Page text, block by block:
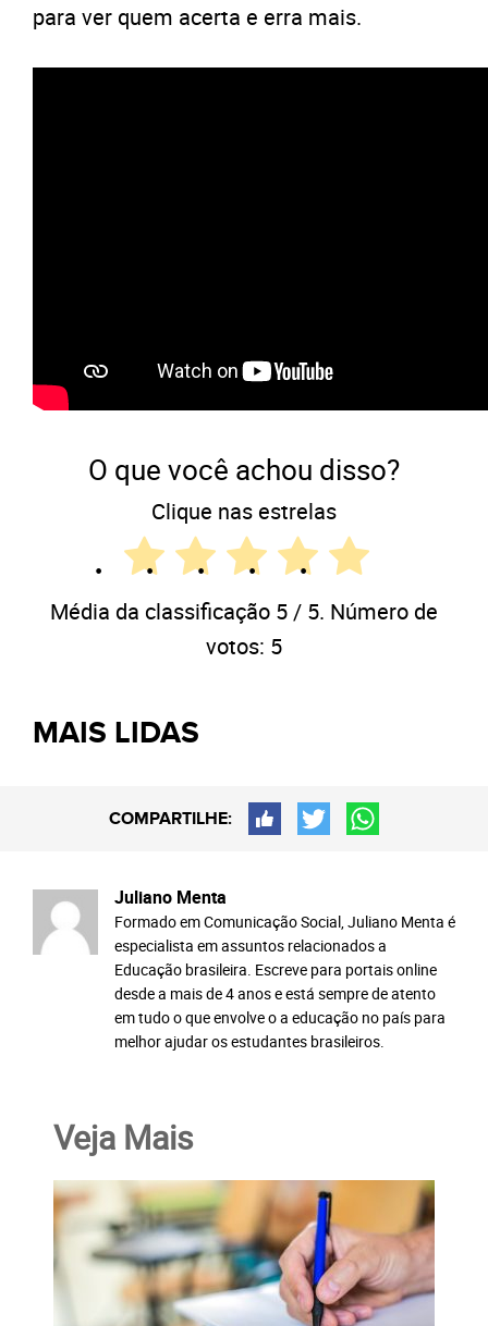
para ver quem acerta e erra mais.
O que você achou disso?
Clique nas estrelas
Média da classificação 5/ 5. Número de
votos: 5
MAIS LIDAS
COMPARTILHE:
Juliano Menta
Formado em Comunicação Social, Juliano Menta é
especialista em assuntos relacionados a
Educação brasileira. Escreve para portais online
desde a mais de 4 anos e está sempre de atento
em tudo o que envolve o a educação no país para
melhor ajudar os estudantes brasileiros.
Veja Mais